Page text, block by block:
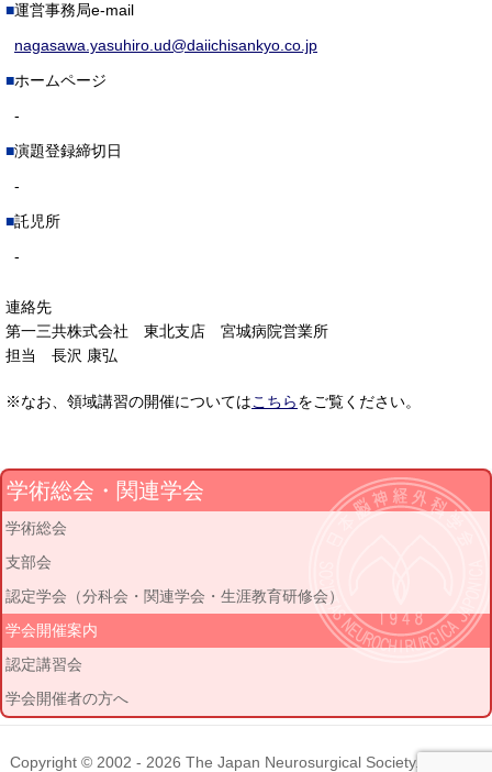
運営事務局e-mail
nagasawa.yasuhiro.ud@daiichisankyo.co.jp
ホームページ
-
演題登録締切日
-
託児所
-
連絡先
第一三共株式会社 東北支店 宮城病院営業所
担当 長沢 康弘
※なお、領域講習の開催についてはこちらをご覧ください。
学術総会・関連学会
学術総会
支部会
認定学会（分科会・関連学会・生涯教育研修会）
学会開催案内
認定講習会
学会開催者の方へ
Copyright © 2002 - 2026 The Japan Neurosurgical Society. All rights